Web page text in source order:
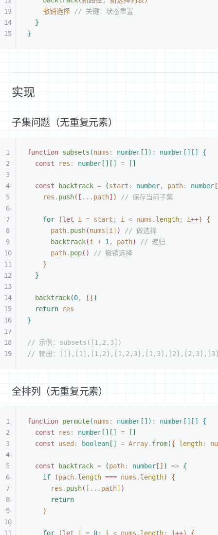
撤销选择 // 关键：状态重置
}
}
实现
子集问题（无重复元素）
function subsets (nums : number [ ] ) : number [ ] [ ]
{
const
res : number [ ] [ ] = [ ]
const backtrack = (start : number, path: number [
res . push( [ ... path] ) // 保存当前子集
for (let i = start ; i < nums . length; i++)
{
path. push(nums [i ] )
// 做选择
backtrack(i + 1 , path)
// 递归
path. pop( )
// 撤销选择
}
}
backtrack(0, [ ] )
return res
}
// 示例：subsets([1,2,3])
// 输出：
全排列（无重复元素）
function permute(nums : number [ ] ) : number [ ] [ ]
{
const
res : number [ ] [ ] = [ ]
const used : boolean [ ] = Array. from({ length:
const backtrack = (path: number [ ] ) => {
if
(path. length === nums . length)
{
res . push( [ ... path] )
return
}
for (let i = 0; i < nums . length; i++) {